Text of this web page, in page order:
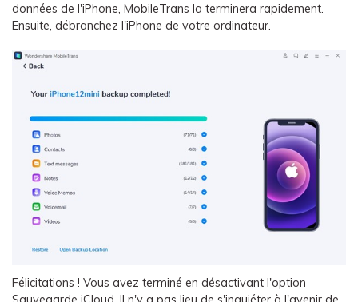
données de l'iPhone, MobileTrans la terminera rapidement.
Ensuite, débranchez l'iPhone de votre ordinateur.
Félicitations ! Vous avez terminé en désactivant l'option